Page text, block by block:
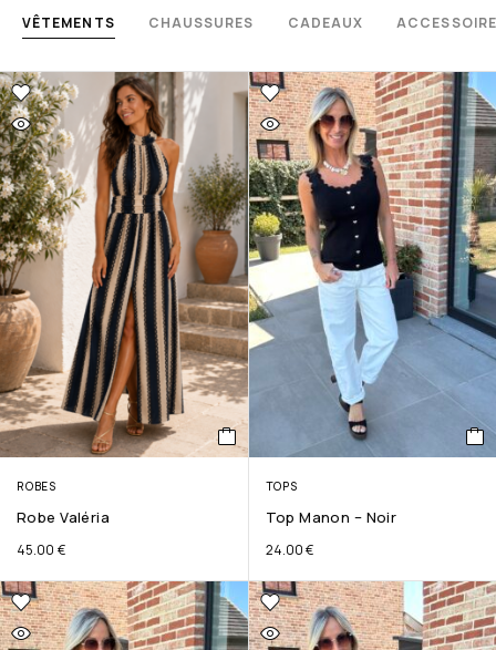
VÊTEMENTS CHAUSSURES CADEAUX
ROBES
Robe Valéria
45.00 €
TOPS
Top Manon – Noir
24.00€